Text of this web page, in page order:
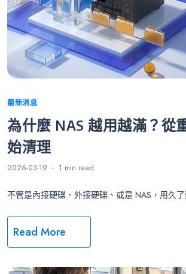
Categories
最新消息
為什麼 NAS 越用越滿？從
始清理
2026-03-19 1 min read
不管是內接硬碟、外接硬碟、或是 NAS，用久
Read More